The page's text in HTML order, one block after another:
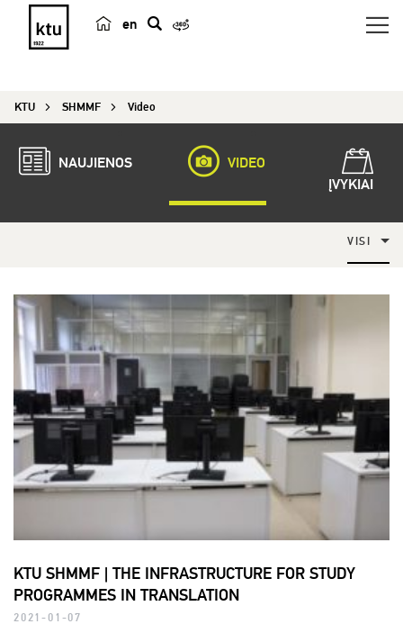
en
e
KTU SHMMF Video
NAUJIENOS
VIDEO
ĮVYKIAI
VISI
KTU SHMMF | THE INFRASTRUCTURE FOR STUDY
PROGRAMMES IN TRANSLATION
2021-01-07